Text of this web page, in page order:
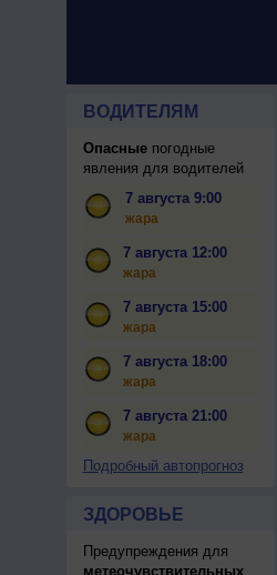
ВОДИТЕЛЯМ
Опасныепогодные
явления для водителей
7 августа 9:00
жара
7 августа 12:00
жара
7 августа 15:00
жара
7 августа 18:00
жара
7 августа 21:00
жара
Подробный автопрогноз
ЗДОРОВЬЕ
Предупреждения для
метеочувствительных